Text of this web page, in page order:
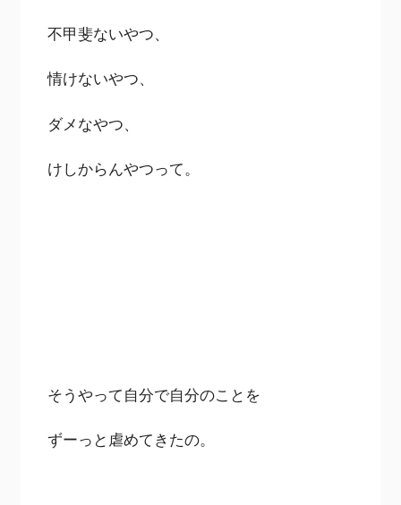
不甲斐ないやつ、
情けないやつ、
ダメなやつ、
けしからんやつって。
そうやって自分で自分のことを
ずーっと虐めてきたの。